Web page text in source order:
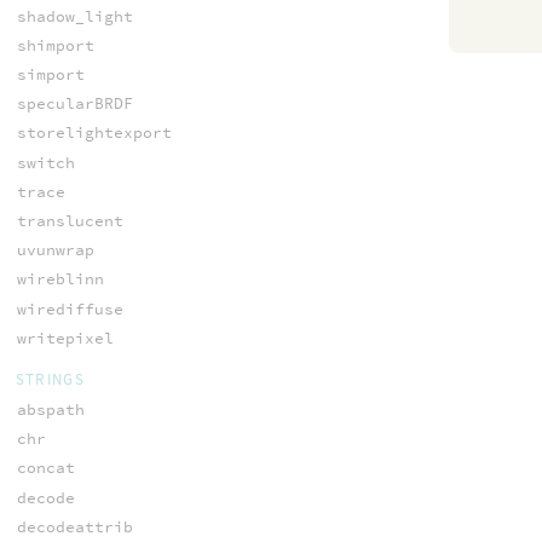
shadow_light
shimport
simport
specularBRDF
storelightexport
switch
trace
translucent
uvunwrap
wireblinn
wirediffuse
writepixel
STRINGS
abspath
chr
concat
decode
decodeattrib